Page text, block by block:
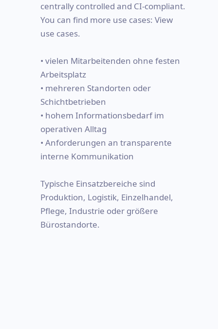
centrally controlled and CI-compliant.
You can find more use cases: View
use cases.
• vielen Mitarbeitenden ohne festen
Arbeitsplatz
• mehreren Standorten oder
Schichtbetrieben
• hohem Informationsbedarf im
operativen Alltag
• Anforderungen an transparente
interne Kommunikation
Typische Einsatzbereiche sind
Produktion, Logistik, Einzelhandel,
Pflege, Industrie oder größere
Bürostandorte.